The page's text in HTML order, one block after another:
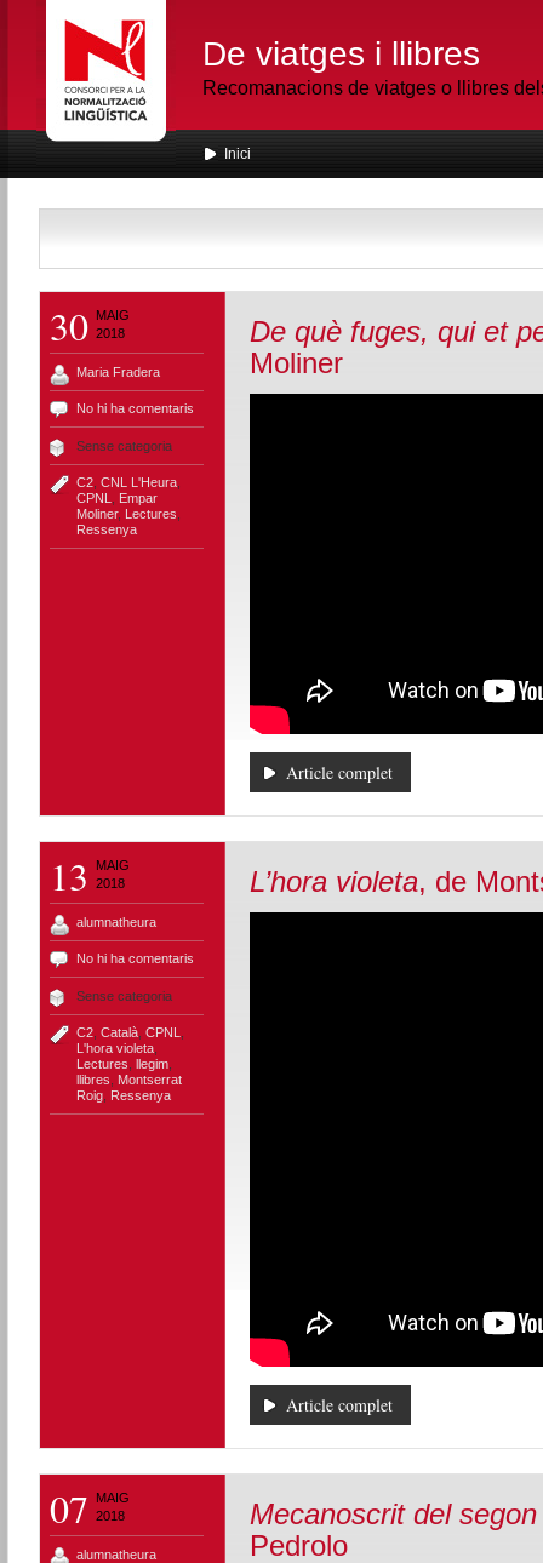
De viatges i llibres
Recomanacions de viatges o llibres
Inici
30
MAIG
2018
Maria Fradera
No hi ha comentaris
Sense categoria
C2, CNL L'Heura,
CPNL
Empar
Moliner, Lectures
Ressenya
De què fuges, qui et
Moliner
Article complet
13
MAIG
2018
alumnatheura
No hi ha comentaris
Sense categoria
C2, Català, CPNL
L'hora violeta,
Lectures llegim,
llibres
Montserrat
Roig, Ressenya
L’hora violeta, de
Article complet
07
MAIG
2018
alumnatheura
Mecanoscrit del
Pedrolo